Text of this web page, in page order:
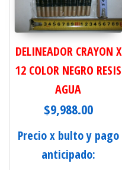
DELINEADOR CRAYON X
12 COLOR NEGRO RESIS
AGUA
$9,988.00
Precio x bulto y pago
anticipado: